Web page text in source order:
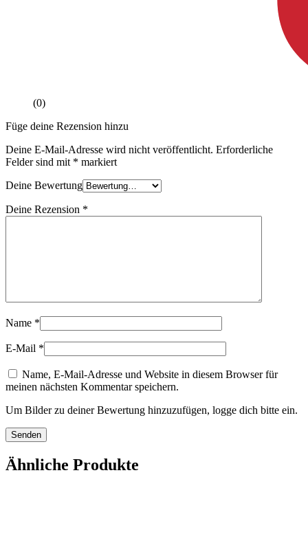
(0)
Füge deine Rezension hinzu
Deine E-Mail-Adresse wird nicht veröffentlicht. Erforderliche
Felder sind mit * markiert
Deine Bewertung
Deine Rezension *
Name *
E-Mail *
Name, E-Mail-Adresse und Website in diesem Browser für
meinen nächsten Kommentar speichern.
Um Bilder zu deiner Bewertung hinzuzufügen, logge dich bitte ein.
Ähnliche Produkte